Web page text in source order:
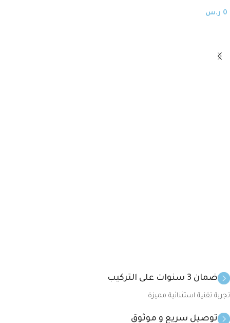
0 ر.س
ضمان 3 سنوات على التركيب
تجربة تقنية استثنائية مميزة
توصيل سريع و موثوق